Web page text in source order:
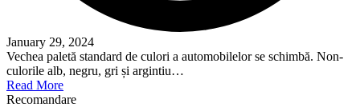
January 29, 2024
Vechea paletă standard de culori a automobilelor se schimbă. Non-
culorile alb, negru, gri și argintiu…
Read More
Recomandare